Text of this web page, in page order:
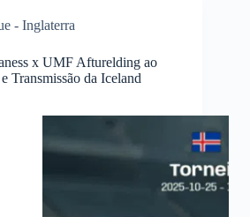
- Inglaterra
x UMF Afturelding ao
Transmissão da Iceland